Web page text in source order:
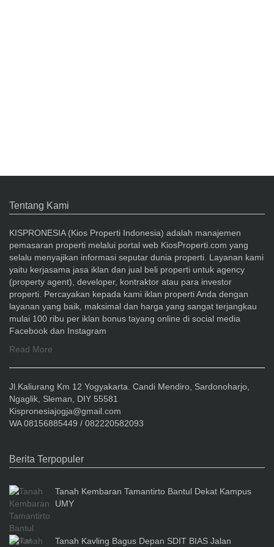
Tentang Kami
KISPRONESIA (Kios Properti Indonesia) adalah manajemen
pemasaran properti melalui portal web KiosProperti.com yang
selalu menyajikan informasi seputar dunia properti. Layanan kami
yaitu kerjasama jasa iklan dan jual beli properti untuk agency
(property agent), developer, kontraktor atau para investor
properti. Percayakan kepada kami iklan properti Anda dengan
layanan yang baik, maksimal dan harga yang sangat terjangkau
mulai 100 ribu per iklan bonus tayang online di social media
Facebook dan Instagram
Read More
Jl.Kaliurang Km 12 Yogyakarta. Candi Mendiro, Sardonoharjo,
Ngaglik, Sleman, DIY 55581
Kispronesiajogja@gmail.com
WA 08156885449 / 082220582093
Berita Terpopuler
Tanah Kembaran Tamantirto Bantul Dekat Kampus
UMY
Tanah Kavling Bagus Depan SDIT BIAS Jalan